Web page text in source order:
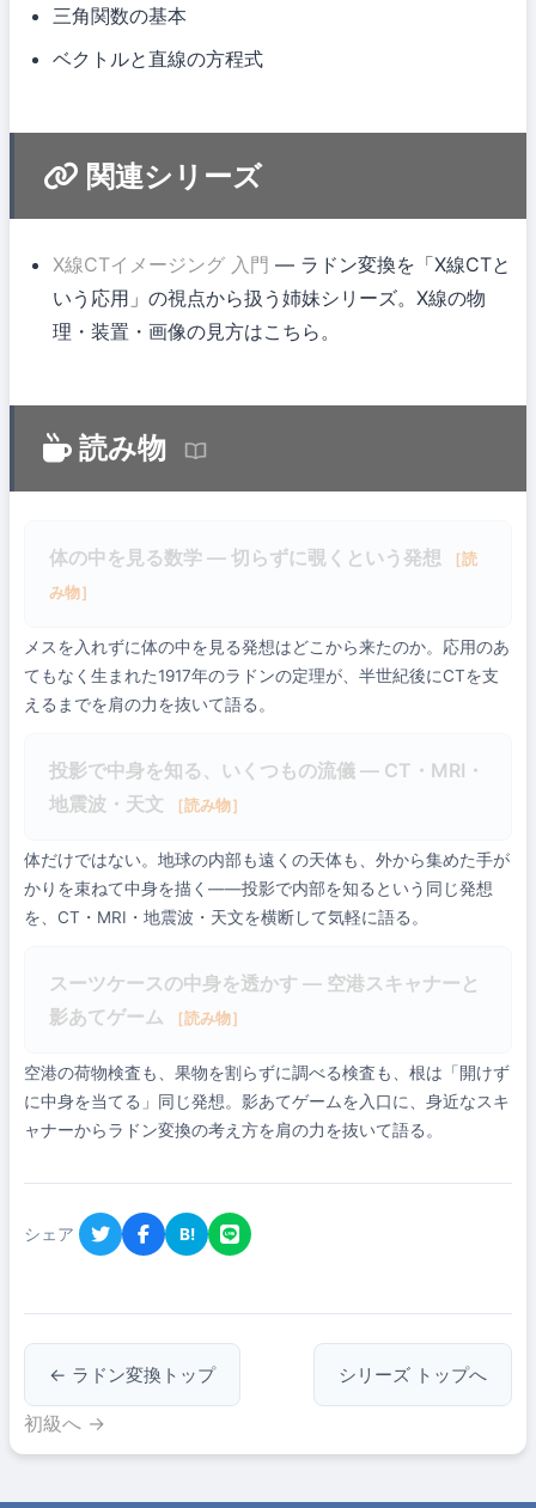
三角関数の基本
ベクトルと直線の方程式
関連シリーズ
X線CTイメージング 入門 — ラドン変換を「X線CTと
いう応用」の視点から扱う姉妹シリーズ。X線の物
理・装置・画像の見方はこちら。
読み物
体の中を見る数学 ― 切らずに覗くという発想
［読
み物］
メスを入れずに体の中を見る発想はどこから来たのか。応用のあ
てもなく生まれた1917年のラドンの定理が、半世紀後にCTを支
えるまでを肩の力を抜いて語る。
投影で中身を知る、いくつもの流儀 ― CT・MRI・
地震波・天文
［読み物］
体だけではない。地球の内部も遠くの天体も、外から集めた手が
かりを束ねて中身を描く――投影で内部を知るという同じ発想
を、CT・MRI・地震波・天文を横断して気軽に語る。
スーツケースの中身を透かす ― 空港スキャナーと
影あてゲーム
［読み物］
空港の荷物検査も、果物を割らずに調べる検査も、根は「開けず
に中身を当てる」同じ発想。影あてゲームを入口に、身近なスキ
ャナーからラドン変換の考え方を肩の力を抜いて語る。
シェア B!
← ラドン変換トップ シリーズ トップへ
初級へ →